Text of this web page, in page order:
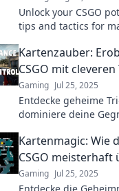
Unlock your CSGO
tips and tactics for
Kartenzauber:
CSGO mit cleveren
Gaming Jul 25, 2025
Entdecke geheime
dominiere deine
Hacks.
Kartenmagic: Wie
CSGO
Gaming Jul 25, 2025